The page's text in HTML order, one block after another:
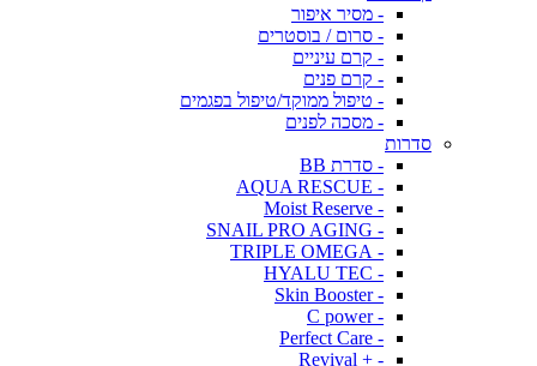
- מסיר איפור
- סרום / בוסטרים
- קרם עיניים
- קרם פנים
- טיפול ממוקד/טיפול בפגמים
- מסכה לפנים
סדרות
- סדרת BB
- AQUA RESCUE
- Moist Reserve
- SNAIL PRO AGING
- TRIPLE OMEGA
- HYALU TEC
- Skin Booster
- C power
- Perfect Care
- + Revival